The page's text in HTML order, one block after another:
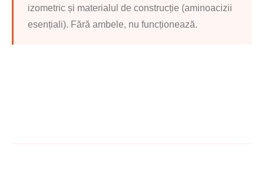
izometric și materialul de construcție (aminoacizii
esențiali). Fără ambele, nu funcționează.